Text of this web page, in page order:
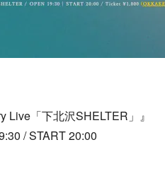
Live「下北沢SHELTER」』
/ START 20:00